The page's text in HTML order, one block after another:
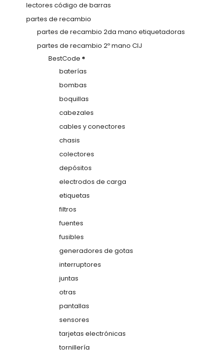
lectores código de barras
partes de recambio
partes de recambio 2da mano etiquetadoras
partes de recambio 2º mano CIJ
BestCode ®
baterías
bombas
boquillas
cabezales
cables y conectores
chasis
colectores
depósitos
electrodos de carga
etiquetas
filtros
fuentes
fusibles
generadores de gotas
interruptores
juntas
otras
pantallas
sensores
tarjetas electrónicas
tornillería